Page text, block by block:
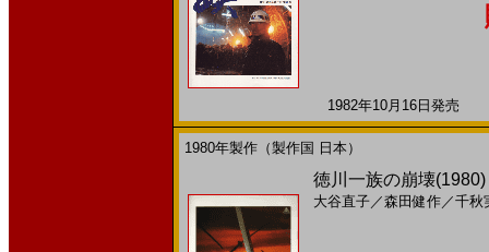
1982年10月16日発売
1980年製作（製作国 日本）
徳川一族の崩壊
大谷直子／森田健作／千秋